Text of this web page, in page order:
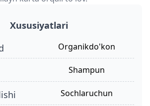
Xususiyatlari
organikdo'kon
shampun
sochlaruchun